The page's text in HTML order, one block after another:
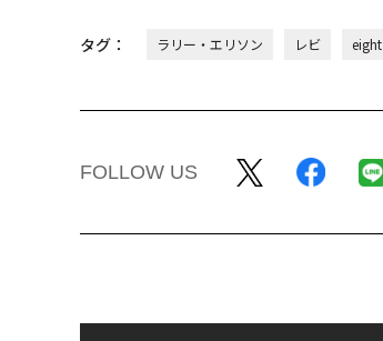
タグ： ラリー・エリソン レビ eight
FOLLOW US